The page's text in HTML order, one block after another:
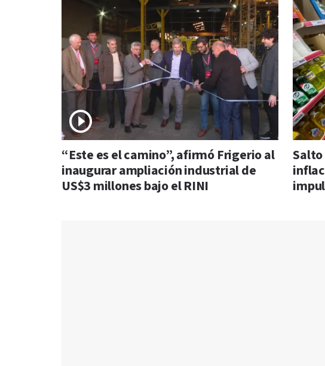
“Este es el camino”, afirmó Frigerio al
inaugurar ampliación industrial de
US$3 millones bajo el RINI
Salto